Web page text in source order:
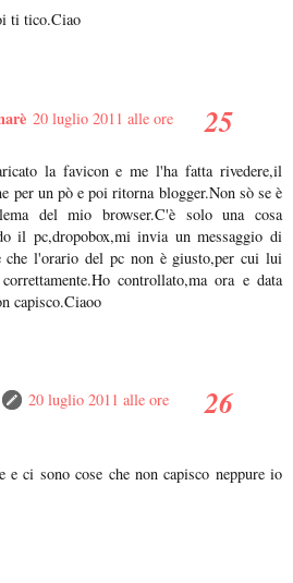
ti tico.Ciao
20 luglio 2011 alle ore
la favicon e me l'ha fatta rivedere,il
per un pò e poi ritorna blogger.Non sò se è
del mio browser.C'è solo una cosa
il pc,dropobox,mi invia un messaggio di
l'orario del pc non è giusto,per cui lui
controllato,ma ora e data
capisco.Ciaoo
20 luglio 2011 alle ore
e ci sono cose che non capisco neppure io